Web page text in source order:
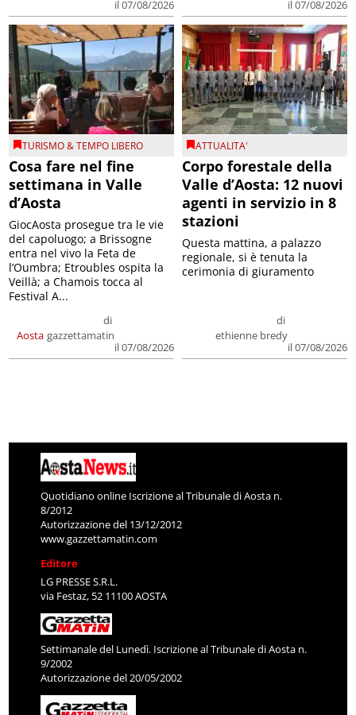
il 07/08/2026 il 07/08/2026
TURISMO & TEMPO LIBERO
Cosa fare nel fine
settimana in Valle
d’Aosta
Aosta
di
gazzettamatin
il 07/08/2026
GiocAosta prosegue tra le vie
del capoluogo; a Brissogne
entra nel vivo la Feta de
l’Oumbra; Etroubles ospita la
Veillà; a Chamois tocca al
Festival A...
ATTUALITA'
Corpo forestale della
Valle d’Aosta: 12 nuovi
agenti in servizio in 8
stazioni
di
ethienne bredy
il 07/08/2026
Questa mattina, a palazzo
regionale, si è tenuta la
cerimonia di giuramento
Quotidiano online Iscrizione al Tribunale di Aosta n.
8/2012
Autorizzazione del 13/12/2012
www.gazzettamatin.com
Editore
LG PRESSE S.R.L.
via Festaz, 52 11100 AOSTA
Settimanale del Lunedì. Iscrizione al Tribunale di Aosta n.
9/2002
Autorizzazione del 20/05/2002